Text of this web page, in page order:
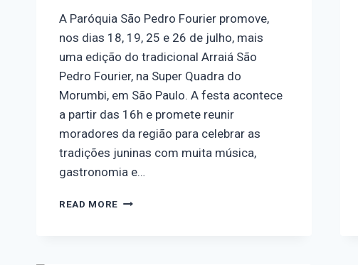
A Paróquia São Pedro Fourier promove,
nos dias 18, 19, 25 e 26 de julho, mais
uma edição do tradicional Arraiá São
Pedro Fourier, na Super Quadra do
Morumbi, em São Paulo. A festa acontece
a partir das 16h e promete reunir
moradores da região para celebrar as
tradições juninas com muita música,
gastronomia e…
READ MORE